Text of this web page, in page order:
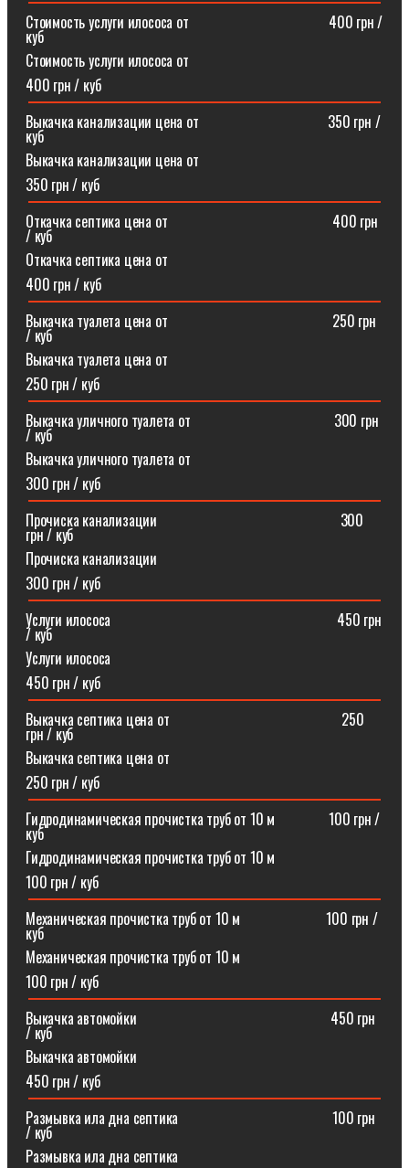
Стоимость услуги илососа от⠀⠀⠀⠀⠀⠀⠀⠀⠀⠀⠀⠀⠀400 грн /
куб
Стоимость услуги илососа от
400 грн / куб
Выкачка канализации цена от⠀⠀⠀⠀⠀⠀⠀⠀⠀⠀⠀⠀350 грн /
куб
Выкачка канализации цена от
350 грн / куб
Откачка септика цена от ⠀⠀⠀⠀⠀⠀⠀⠀⠀⠀⠀⠀⠀⠀⠀400 грн
/ куб
Откачка септика цена от
400 грн / куб
Выкачка туалета цена от ⠀⠀⠀⠀⠀⠀⠀⠀⠀⠀⠀⠀⠀⠀⠀250 грн
/ куб
Выкачка туалета цена от
250 грн / куб
Выкачка уличного туалета от ⠀⠀⠀⠀⠀⠀⠀⠀⠀⠀⠀⠀⠀300 грн
/ куб
Выкачка уличного туалета от
300 грн / куб
Прочиска канализации⠀⠀⠀⠀⠀⠀⠀⠀⠀⠀⠀⠀⠀⠀⠀⠀⠀300
грн / куб
Прочиска канализации
300 грн / куб
Услуги илососа⠀⠀⠀⠀⠀⠀⠀⠀⠀⠀⠀⠀⠀⠀⠀⠀⠀⠀⠀⠀⠀450 грн
/ куб
Услуги илососа
450 грн / куб
Выкачка септика цена от⠀⠀⠀⠀⠀⠀⠀⠀⠀⠀⠀⠀⠀⠀⠀⠀250
грн / куб
Выкачка септика цена от
250 грн / куб
Гидродинамическая прочистка труб от 10 м⠀⠀⠀⠀⠀100 грн /
куб
Гидродинамическая прочистка труб от 10 м
100 грн / куб
Механическая прочистка труб от 10 м⠀⠀⠀⠀⠀⠀⠀⠀100 грн /
куб
Механическая прочистка труб от 10 м
100 грн / куб
Выкачка автомойки⠀⠀⠀⠀⠀⠀⠀⠀⠀⠀⠀⠀⠀⠀⠀⠀⠀⠀450 грн
/ куб
Выкачка автомойки
450 грн / куб
Размывка ила дна септика ⠀⠀⠀⠀⠀⠀⠀⠀⠀⠀⠀⠀⠀⠀100 грн
/ куб
Размывка ила дна септика